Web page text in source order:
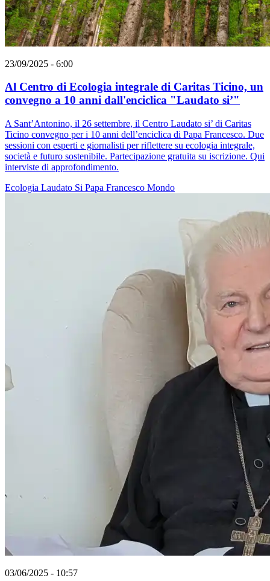
23/09/2025 - 6:00
Al Centro di Ecologia integrale di Caritas Ticino, un
convegno a 10 anni dall'enciclica "Laudato si’"
A Sant’Antonino, il 26 settembre, il Centro Laudato si’ di Caritas
Ticino convegno per i 10 anni dell’enciclica di Papa Francesco. Due
sessioni con esperti e giornalisti per riflettere su ecologia integrale,
società e futuro sostenibile. Partecipazione gratuita su iscrizione. Qui
interviste di approfondimento.
Ecologia Laudato Si Papa Francesco Mondo
03/06/2025 - 10:57